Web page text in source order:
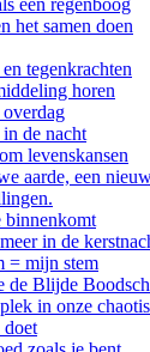
een regenboog
het samen doen
tegenkrachten
horen
de nacht
levenskansen
aarde, een
binnenkomt
in de
= mijn stem
de Blijde
in onze
doet